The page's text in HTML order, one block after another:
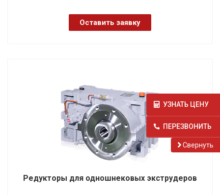
Оставить заявку
Редукторы для одношнековых экструдеров
УЗНАТЬ ЦЕНУ
ПЕРЕЗВОНИТЬ
Cвернуть